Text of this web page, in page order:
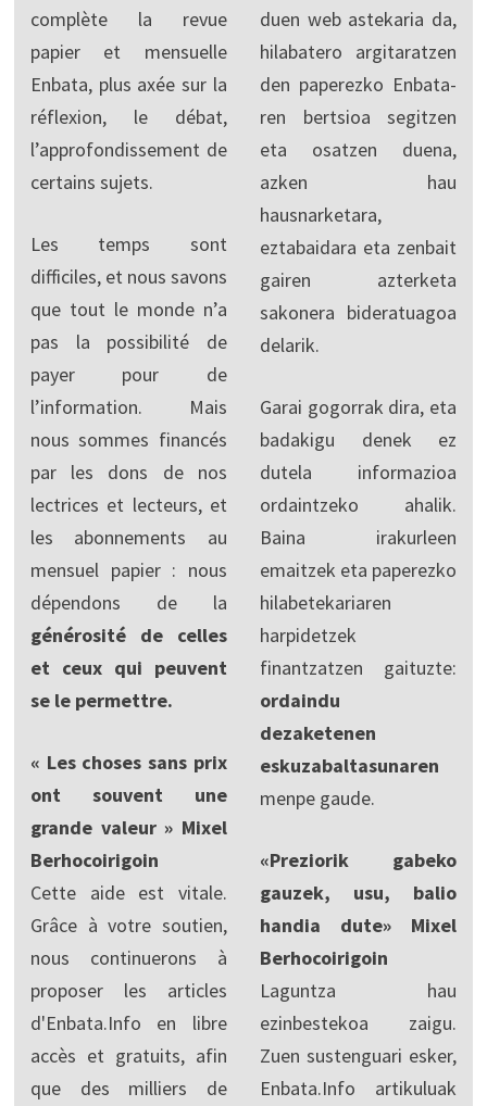
complète la revue
papier et mensuelle
Enbata, plus axée sur la
réflexion, le débat,
l’approfondissement de
certains sujets.
Les temps sont
difficiles, et nous savons
que tout le monde n’a
pas la possibilité de
payer pour de
l’information. Mais
nous sommes financés
par les dons de nos
lectrices et lecteurs, et
les abonnements au
mensuel papier : nous
dépendons de la
générosité de celles
et ceux qui peuvent
se le permettre.
« Les choses sans prix
ont souvent une
grande valeur » Mixel
Berhocoirigoin
Cette aide est vitale.
Grâce à votre soutien,
nous continuerons à
proposer les articles
d'Enbata.Info en libre
accès et gratuits, afin
que des milliers de
duen web astekaria da,
hilabatero argitaratzen
den paperezko Enbata-
ren bertsioa segitzen
eta osatzen duena,
azken hau
hausnarketara,
eztabaidara eta zenbait
gairen azterketa
sakonera bideratuagoa
delarik.
Garai gogorrak dira, eta
badakigu denek ez
dutela informazioa
ordaintzeko ahalik.
Baina irakurleen
emaitzek eta paperezko
hilabetekariaren
harpidetzek
finantzatzen gaituzte:
ordaindu
dezaketenen
eskuzabaltasunaren
menpe gaude.
«Preziorik gabeko
gauzek, usu, balio
handia dute» Mixel
Berhocoirigoin
Laguntza hau
ezinbestekoa zaigu.
Zuen sustenguari esker,
Enbata.Info artikuluak